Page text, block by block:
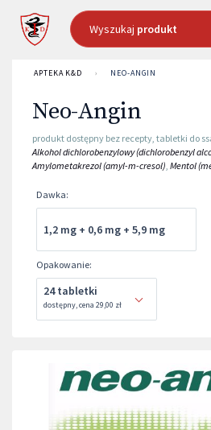
Wyszukaj produkt
APTEKA K&D › NEO-ANGIN
Neo-Angin
produkt dostępny bez recepty, tabletki do
Alkohol dichlorobenzylowy (dichlorobenzyl
Amylometakrezol (amyl-m-cresol), Mentol
Dawka:
1,2 mg + 0,6 mg + 5,9 mg
Opakowanie:
24 tabletki
dostępny,cena 29,00 zł